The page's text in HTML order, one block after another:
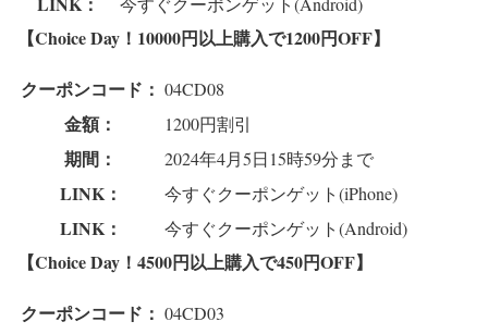
【Choice Day！10000円以上購入で1200円OFF】
クーポンコード： 04CD08
金額： 1200円割引
期間： 2024年4月5日15時59分まで
LINK： 今すぐクーポンゲット(iPhone)
LINK： 今すぐクーポンゲット(Android)
【Choice Day！4500円以上購入で450円OFF】
クーポンコード： 04CD03